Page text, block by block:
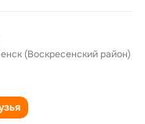
(Воскресенский район)